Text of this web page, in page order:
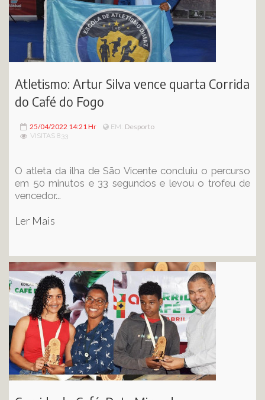
Atletismo: Artur Silva vence quarta Corrida
do Café do Fogo
25/04/2022 14:21 Hr EM: Desporto
VISITAS 833
O atleta da ilha de São Vicente concluiu o percurso
em 50 minutos e 33 segundos e levou o trofeu de
vencedor...
Ler Mais